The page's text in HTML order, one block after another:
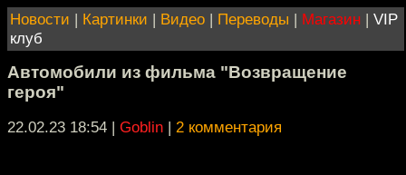
Новости | Картинки | Видео | Переводы | Магазин | VIP
клуб
Автомобили из фильма "Возвращение
героя"
22.02.23 18:54 | Goblin | 2 комментария